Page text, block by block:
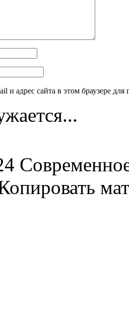
и адрес сайта в этом браузере